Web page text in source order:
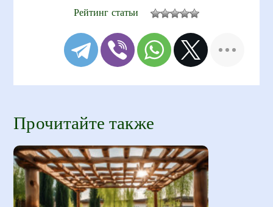
Рейтинг статьи
Прочитайте также